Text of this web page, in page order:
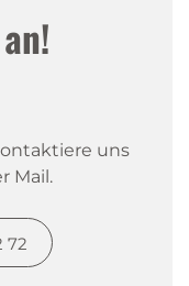
uns
Mail.
72